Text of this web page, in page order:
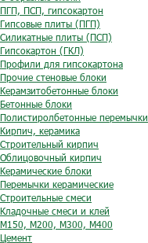
ПГП, ПСП, гипсокартон
Гипсовые плиты (ПГП)
Силикатные плиты (ПСП)
Гипсокартон (ГКЛ)
Профили для гипсокартона
Прочие стеновые блоки
Керамзитобетонные блоки
Бетонные блоки
Полистиролбетонные перемычки
Кирпич, керамика
Строительный кирпич
Облицовочный кирпич
Керамические блоки
Перемычки керамические
Строительные смеси
Кладочные смеси и клей
М150, М200, М300, М400
Цемент